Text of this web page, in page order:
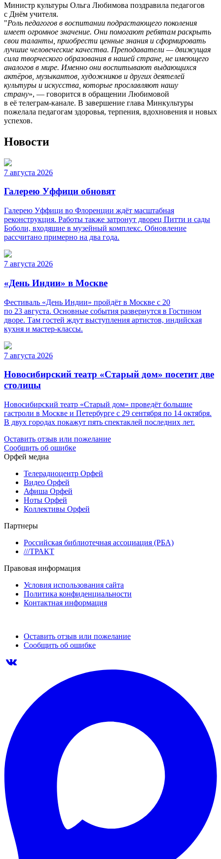
Министр культуры Ольга Любимова поздравила педагогов
с Днём учителя.
"Роль педагогов в воспитании подрастающего поколения
имеет огромное значение. Они помогают ребятам раскрыть
свои таланты, приобрести ценные знания и сформировать
лучшие человеческие качества. Преподаватели — движущая
сила творческого образования в нашей стране, не имеющего
аналогов в мире. Именно они воспитывают выдающихся
актёров, музыкантов, художников и других деятелей
культуры и искусства, которые прославляют нашу
страну», — говорится в обращении Любимовой
в её телеграм-канале. В завершение глава Минкультуры
пожелала педагогам здоровья, терпения, вдохновения и новых
успехов.
Новости
7 августа 2026
Галерею Уффици обновят
Галерею Уффици во Флоренции ждёт масштабная
реконструкция. Работы также затронут дворец Питти и сады
Боболи, входящие в музейный комплекс. Обновление
рассчитано примерно на два года.
7 августа 2026
«День Индии» в Москве
Фестиваль «День Индии» пройдёт в Москве с 20
по 23 августа. Основные события развернутся в Гостином
дворе. Там гостей ждут выступления артистов, индийская
кухня и мастер-классы.
7 августа 2026
Новосибирский театр «Старый дом» посетит две
столицы
Новосибирский театр «Старый дом» проведёт большие
гастроли в Москве и Петербурге с 29 сентября по 14 октября.
В двух городах покажут пять спектаклей последних лет.
Оставить отзыв или пожелание
Сообщить об ошибке
Орфей медиа
Телерадиоцентр Орфей
Видео Орфей
Афиша Орфей
Ноты Орфей
Коллективы Орфей
Партнеры
Российская библиотечная ассоциация (РБА)
///ТРАКТ
Правовая информация
Условия использования сайта
Политика конфиденциальности
Контактная информация
Оставить отзыв или пожелание
Сообщить об ошибке